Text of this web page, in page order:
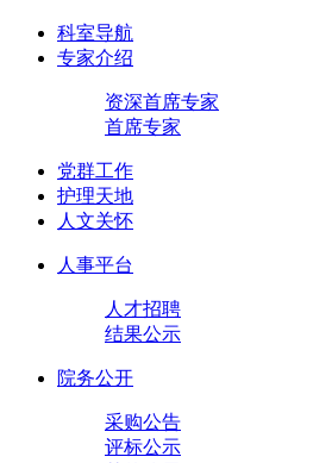
科室导航
专家介绍
资深首席专家
首席专家
党群工作
护理天地
人文关怀
人事平台
人才招聘
结果公示
院务公开
采购公告
评标公示